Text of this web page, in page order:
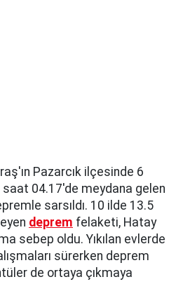
Pazarcık ilçesinde 6
04.17'de meydana gelen
sarsıldı. 10 ilde 13.5
deprem felaketi, Hatay
sebep oldu. Yıkılan evlerde
sürerken deprem
de ortaya çıkmaya